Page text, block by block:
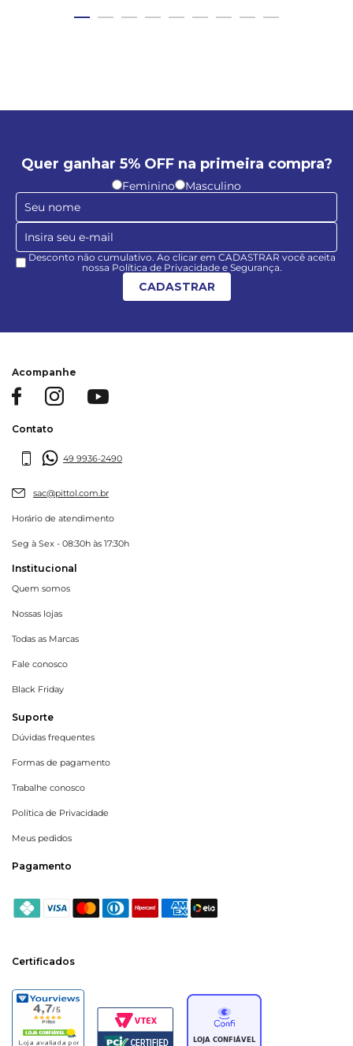
Quer ganhar 5% OFF na primeira compra?
Feminino Masculino
Desconto não cumulativo. Ao clicar em CADASTRAR você aceita
nossa Política de Privacidade e Segurança.
CADASTRAR
Acompanhe
Contato
49 9936-2490
sac@pittol.com.br
Horário de atendimento
Seg à Sex - 08:30h às 17:30h
Institucional
Quem somos
Nossas lojas
Todas as Marcas
Fale conosco
Black Friday
Suporte
Dúvidas frequentes
Formas de pagamento
Trabalhe conosco
Política de Privacidade
Meus pedidos
Pagamento
Certificados